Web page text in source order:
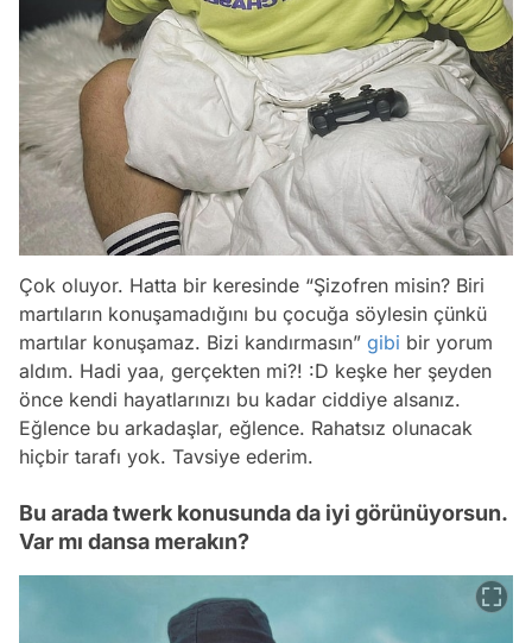
Çok oluyor. Hatta bir keresinde “Şizofren misin? Biri
martıların konuşamadığını bu çocuğa söylesin çünkü
martılar konuşamaz. Bizi kandırmasın” gibi bir yorum
aldım. Hadi yaa, gerçekten mi?! :D keşke her şeyden
önce kendi hayatlarınızı bu kadar ciddiye alsanız.
Eğlence bu arkadaşlar, eğlence. Rahatsız olunacak
hiçbir tarafı yok. Tavsiye ederim.
Bu arada twerk konusunda da iyi görünüyorsun.
Var mı dansa merakın?